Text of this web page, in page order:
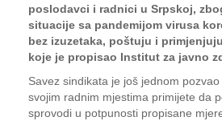
poslodavci i radnici u Srpskoj,
situacije sa pandemijom virusa
bez izuzetaka, poštuju i
koje je propisao Institut za javno
Savez sindikata je još jednom
svojim radnim mjestima primijete da
sprovodi u potpunosti propisane